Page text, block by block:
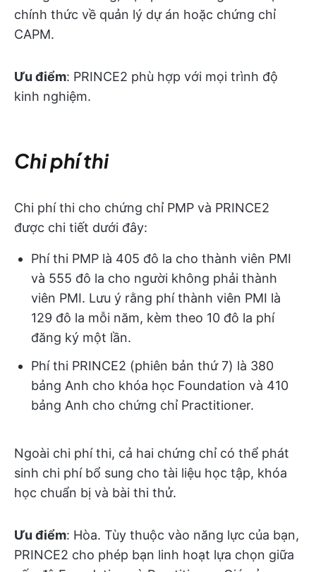
chính thức về quản lý dự án hoặc chứng chỉ
CAPM.
Ưu điểm: PRINCE2 phù hợp với mọi trình độ
kinh nghiệm.
Chi phí thi
Chi phí thi cho chứng chỉ PMP và PRINCE2
được chi tiết dưới đây:
Phí thi PMP là 405 đô la cho thành viên PMI
và 555 đô la cho người không phải thành
viên PMI. Lưu ý rằng phí thành viên PMI là
129 đô la mỗi năm, kèm theo 10 đô la phí
đăng ký một lần.
Phí thi PRINCE2 (phiên bản thứ 7) là 380
bảng Anh cho khóa học Foundation và 410
bảng Anh cho chứng chỉ Practitioner.
Ngoài chi phí thi, cả hai chứng chỉ có thể phát
sinh chi phí bổ sung cho tài liệu học tập, khóa
học chuẩn bị và bài thi thử.
Ưu điểm: Hòa. Tùy thuộc vào năng lực của bạn,
PRINCE2 cho phép bạn linh hoạt lựa chọn giữa